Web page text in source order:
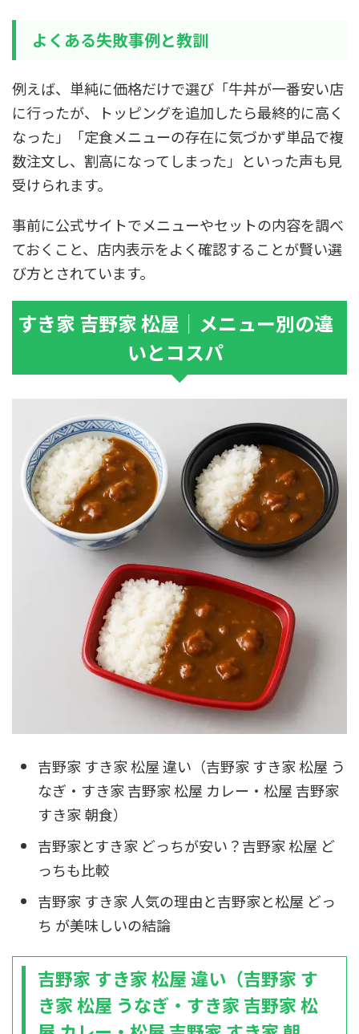
よくある失敗事例と教訓
例えば、単純に価格だけで選び「牛丼が一番安い店
に行ったが、トッピングを追加したら最終的に高く
なった」「定食メニューの存在に気づかず単品で複
数注文し、割高になってしまった」といった声も見
受けられます。
事前に公式サイトでメニューやセットの内容を調べ
ておくこと、店内表示をよく確認することが賢い選
び方とされています。
すき家 吉野家 松屋｜メニュー別の違
いとコスパ
吉野家 すき家 松屋 違い（吉野家 すき家 松屋 う
なぎ・すき家 吉野家 松屋 カレー・松屋 吉野家
すき家 朝食）
吉野家とすき家 どっちが安い？吉野家 松屋 ど
っちも比較
吉野家 すき家 人気の理由と吉野家と松屋 どっ
ち が美味しいの結論
吉野家 すき家 松屋 違い（吉野家 す
き家 松屋 うなぎ・すき家 吉野家 松